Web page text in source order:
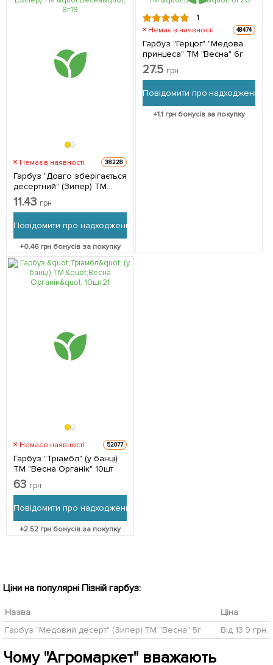
Немає в наявності 38228
Гарбуз "Довго зберігається
десертний" (Зипер) ТМ
"Весна" 8г
11.43 грн
Повідомити про надходження
+0.46грн бонусів за покупку
1
Немає в наявності 48474
Гарбуз "Герцог" "Медова
принцеса" ТМ "Весна" 6г
27.5 грн
Повідомити про надходження
+1.1грн бонусів за покупку
Немає в наявності 52077
Гарбуз "Тріамбл" (у банці)
ТМ "Весна Органік" 10шт
63 грн
Повідомити про надходження
+2.52 грн бонусів за покупку
Ціни на популярні Пізній гарбуз:
Назва
Ціна
Гарбуз "Медовий десерт" (Зипер) ТМ "Весна" 5г
Від 13.9 грн.
Чому "Агромаркет" вважають